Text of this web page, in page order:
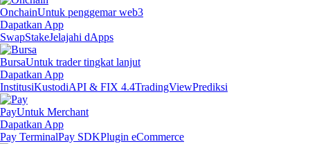
OnchainUntuk penggemar web3
Dapatkan App
SwapStakeJelajahi dApps
BursaUntuk trader tingkat lanjut
Dapatkan App
InstitusiKustodiAPI & FIX 4.4TradingViewPrediksi
PayUntuk Merchant
Dapatkan App
Pay TerminalPay SDKPlugin eCommerce